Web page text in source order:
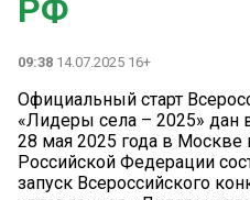
РФ
09:38 14.07.2025 16+
Официальный старт
«Лидеры села – 2025» дан
28 мая 2025 года в Москве
Российской Федерации
запуск Всероссийского